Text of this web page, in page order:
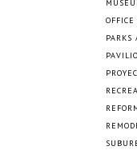
PARKS